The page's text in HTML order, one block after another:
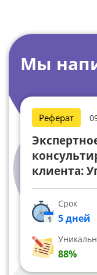
Мы
Реферат
клиента:
Срок
5 дней
88%